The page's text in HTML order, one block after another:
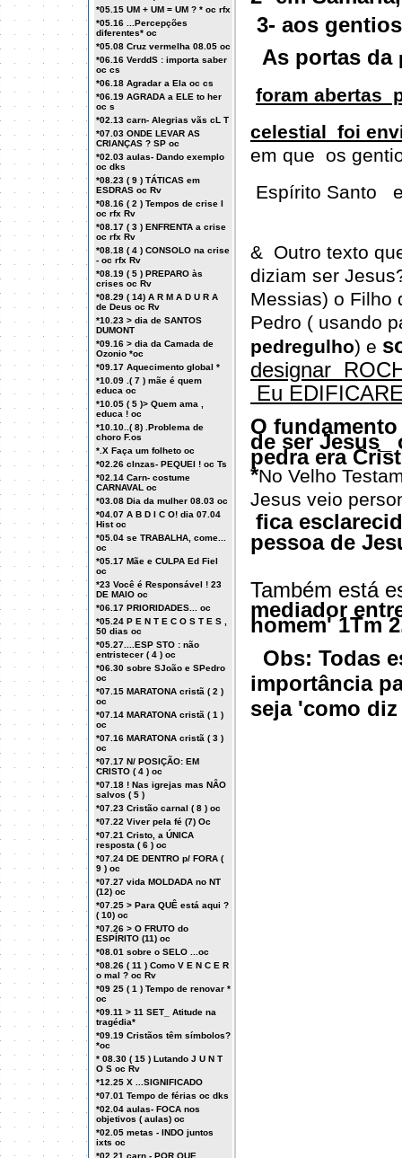
*05.15 UM + UM = UM ? * oc rfx
*05.16 ...Percepções
diferentes* oc
*05.08 Cruz vermelha 08.05 oc
*06.16 VerddS : importa saber
oc cs
*06.18 Agradar a Ela oc cs
*06.19 AGRADA a ELE to her
oc s
*02.13 carn- Alegrias vãs cL T
*07.03 ONDE LEVAR AS
CRIANÇAS ? SP oc
*02.03 aulas- Dando exemplo
oc dks
*08.23 ( 9 ) TÁTICAS em
ESDRAS oc Rv
*08.16 ( 2 ) Tempos de crise I
oc rfx Rv
*08.17 ( 3 ) ENFRENTA a crise
oc rfx Rv
*08.18 ( 4 ) CONSOLO na crise
- oc rfx Rv
*08.19 ( 5 ) PREPARO às
crises oc Rv
*08.29 ( 14) A R M A D U R A
de Deus oc Rv
*10.23 > dia de SANTOS
DUMONT
*09.16 > dia da Camada de
Ozonio *oc
*09.17 Aquecimento global *
*10.09 .( 7 ) mãe é quem
educa oc
*10.05 ( 5 )> Quem ama ,
educa ! oc
*10.10..( 8) .Problema de
choro F.os
*.X Faça um folheto oc
*02.26 cInzas- PEQUEI ! oc Ts
*02.14 Carn- costume
CARNAVAL oc
*03.08 Dia da mulher 08.03 oc
*04.07 A B D I C O! dia 07.04
Hist oc
*05.04 se TRABALHA, come...
oc
*05.17 Mãe e CULPA Ed Fiel
oc
*23 Você é Responsável ! 23
DE MAIO oc
*06.17 PRIORIDADES... oc
*05.24 P E N T E C O S T E S ,
50 dias oc
*05.27....ESP STO : não
entristecer ( 4 ) oc
*06.30 sobre SJoão e SPedro
oc
*07.15 MARATONA cristã ( 2 )
oc
*07.14 MARATONA cristã ( 1 )
oc
*07.16 MARATONA cristã ( 3 )
oc
*07.17 N/ POSIÇÃO: EM
CRISTO ( 4 ) oc
*07.18 ! Nas igrejas mas NÂO
salvos ( 5 )
*07.23 Cristão carnal ( 8 ) oc
*07.22 Viver pela fé (7) Oc
*07.21 Cristo, a ÚNICA
resposta ( 6 ) oc
*07.24 DE DENTRO p/ FORA (
9 ) oc
*07.27 vida MOLDADA no NT
(12) oc
*07.25 > Para QUÊ está aqui ?
( 10) oc
*07.26 > O FRUTO do
ESPÍRITO (11) oc
*08.01 sobre o SELO ...oc
*08.26 ( 11 ) Como V E N C E R
o mal ? oc Rv
*09 25 ( 1 ) Tempo de renovar *
oc
*09.11 > 11 SET_ Atitude na
tragédia*
*09.19 Cristãos têm símbolos?
*oc
* 08.30 ( 15 ) Lutando J U N T
O S oc Rv
*12.25 X ...SIGNIFICADO
*07.01 Tempo de férias oc dks
*02.04 aulas- FOCA nos
objetivos ( aulas) oc
*02.05 metas - INDO juntos
ixts oc
*02.21 carn - POR QUE
3- aos
As portas da
foram abertas
celestial foi
em que os
Espírito Santo
& Outro texto
diziam ser
Messias) o Filho
Pedro ( usando
pedregulho) e
designar
Eu
O
de ser
pedra era
*No Velho
Jesus veio
fica
pessoa de
Também está
mediador
homem' 1Tm
Obs: Todas
importância
seja'como diz